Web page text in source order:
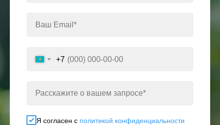
+7
Я согласен с политикой конфиденциальности